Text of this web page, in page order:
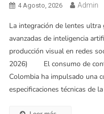
4 Agosto, 2026 Admin
La integración de lentes
avanzadas de inteligencia
producción visual en redes
2026) El consumo de
Colombia ha impulsado una
especificaciones técnicas de